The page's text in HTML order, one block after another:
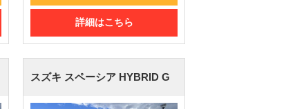
詳細はこちら
スズキ スペーシア HYBRID G